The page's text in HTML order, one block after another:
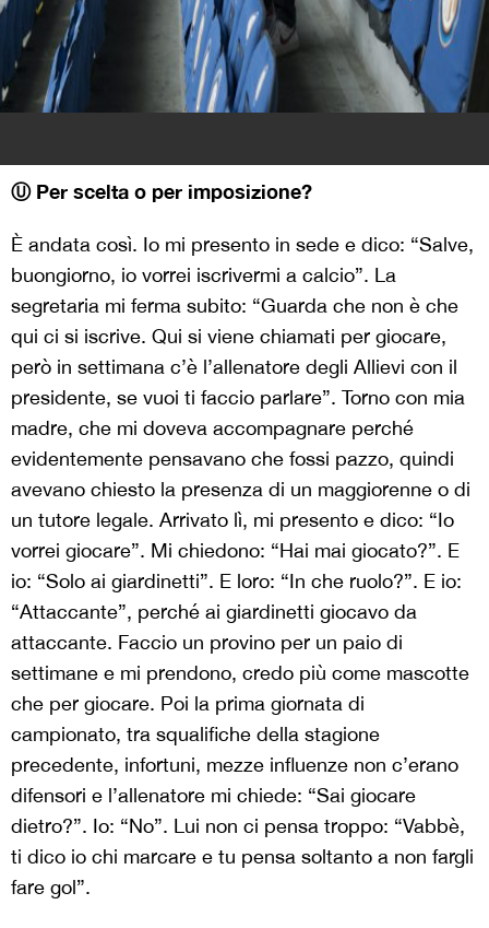
Ⓤ Per scelta o per imposizione?
È andata così. Io mi presento in sede e dico: “Salve,
buongiorno, io vorrei iscrivermi a calcio”. La
segretaria mi ferma subito: “Guarda che non è che
qui ci si iscrive. Qui si viene chiamati per giocare,
però in settimana c’è l’allenatore degli Allievi con il
presidente, se vuoi ti faccio parlare”. Torno con mia
madre, che mi doveva accompagnare perché
evidentemente pensavano che fossi pazzo, quindi
avevano chiesto la presenza di un maggiorenne o di
un tutore legale. Arrivato lì, mi presento e dico: “Io
vorrei giocare”. Mi chiedono: “Hai mai giocato?”. E
io: “Solo ai giardinetti”. E loro: “In che ruolo?”. E io:
“Attaccante”, perché ai giardinetti giocavo da
attaccante. Faccio un provino per un paio di
settimane e mi prendono, credo più come mascotte
che per giocare. Poi la prima giornata di
campionato, tra squalifiche della stagione
precedente, infortuni, mezze influenze non c’erano
difensori e l’allenatore mi chiede: “Sai giocare
dietro?”. Io: “No”. Lui non ci pensa troppo: “Vabbè,
ti dico io chi marcare e tu pensa soltanto a non fargli
fare gol”.